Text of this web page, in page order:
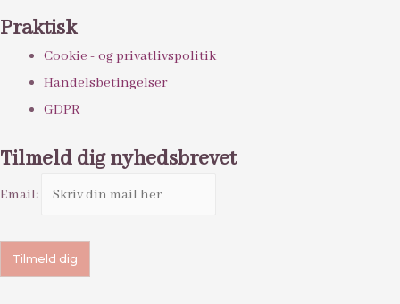
Praktisk
Cookie - og privatlivspolitik
Handelsbetingelser
GDPR
Tilmeld dig nyhedsbrevet
Email: